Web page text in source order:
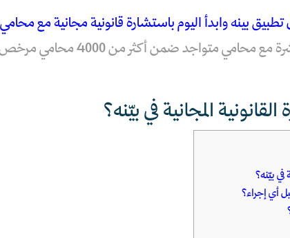
بينه وابدأ اليوم باستشارة قانونية مجانية مع
، وتحدّث مباشرة مع محامي متواجد ضمن
المجانية في بيّنه؟
في بيّنه؟
أي إجراء؟